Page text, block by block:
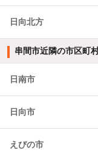
日向北方
串間市近隣の市区町
日南市
日向市
えびの市